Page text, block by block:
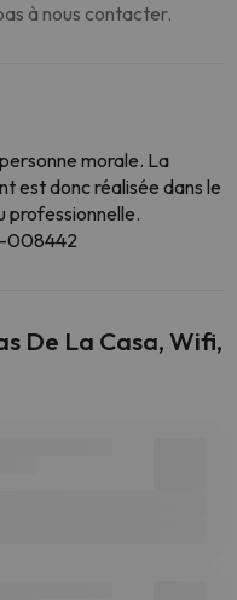
à nous contacter.
morale. La
est donc réalisée dans le
professionnelle.
008442
De La Casa, Wifi,